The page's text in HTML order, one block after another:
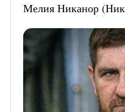
Мелия Никанор